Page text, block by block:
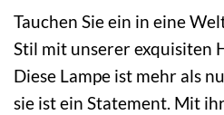
Tauchen Sie ein in eine
Stil mit unserer exquisiten
Diese Lampe ist mehr als
sie ist ein Statement. Mit